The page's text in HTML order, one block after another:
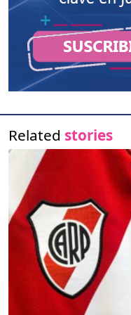
Related stories